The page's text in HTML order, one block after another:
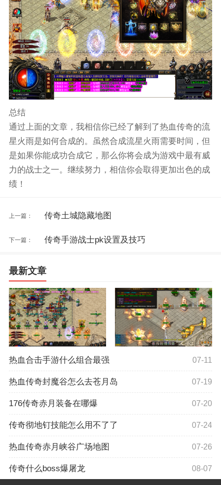
总结
通过上面的文章，我相信你已经了解到了热血传奇的流
星火雨是如何合成的。虽然合成流星火雨需要时间，但
是如果你能成功合成它，那么你将会成为游戏中最有威
力的战士之一。继续努力，相信你会取得更加出色的成
绩！
上一篇： 传奇土城隐藏地图
下一篇： 传奇手游战士pk设置及技巧
最新文章
热血合击手游什么组合最强 07-11
热血传奇封魔谷怎么去苍月岛 07-19
176传奇赤月装备在哪爆 07-20
传奇彻地钉技能怎么用不了了 07-24
热血传奇赤月峡谷广场地图 07-26
传奇什么boss爆屠龙 08-07